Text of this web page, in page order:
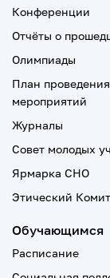
Конференции
Отчёты о
Олимпиады
План
мероприятий
Журналы
Совет молодых
Ярмарка СНО
Этический
Обучающимся
Расписание